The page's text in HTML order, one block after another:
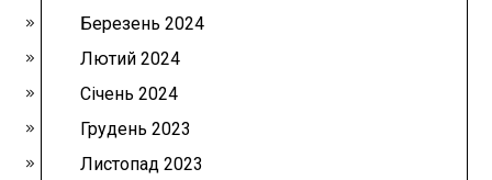
Березень 2024
Лютий 2024
Січень 2024
Грудень 2023
Листопад 2023